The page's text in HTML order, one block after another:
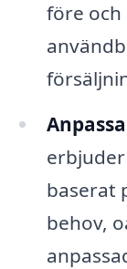
före och
baserat
behov,